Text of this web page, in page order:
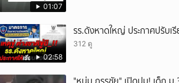
01:07
02:58
รร.ดังหาดใหญ่ ประกาศปรับ
312 ดู